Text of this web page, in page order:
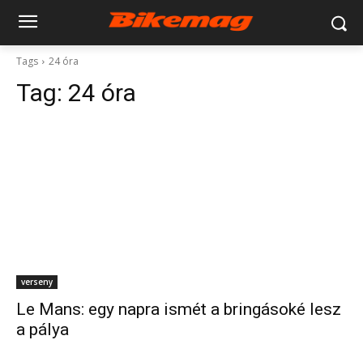
Tags 24 óra
Tag: 24 óra
verseny
Le Mans: egy napra ismét a bringásoké lesz
a pálya